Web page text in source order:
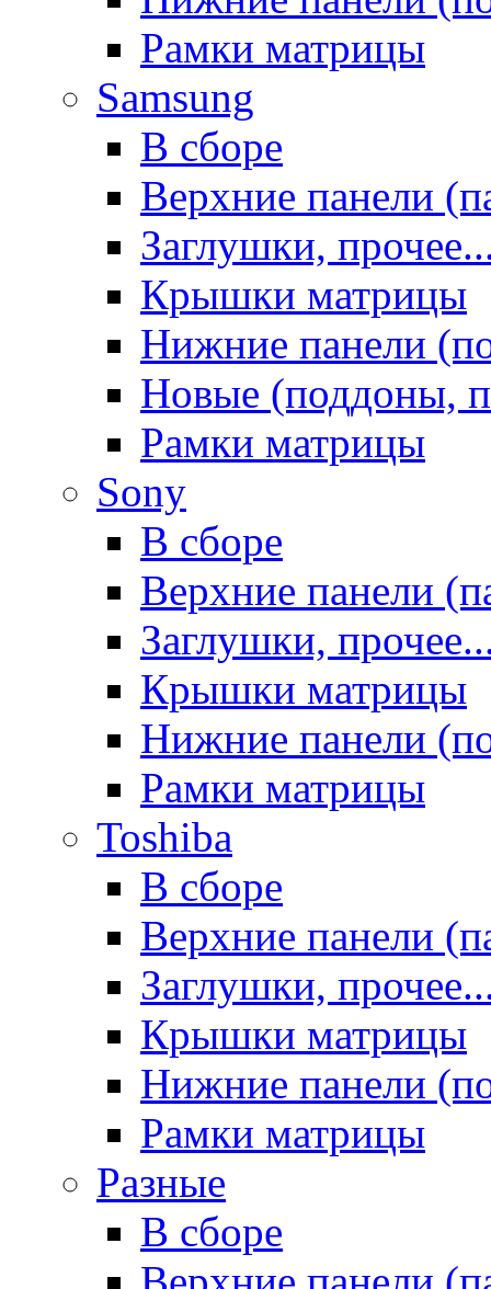
Рамки матрицы
Samsung
В сборе
Верхние панели
Заглушки,
Крышки матрицы
Нижние панели
Новые (поддоны,
Рамки матрицы
Sony
В сборе
Верхние панели
Заглушки,
Крышки матрицы
Нижние панели
Рамки матрицы
Toshiba
В сборе
Верхние панели
Заглушки,
Крышки матрицы
Нижние панели
Рамки матрицы
Разные
В сборе